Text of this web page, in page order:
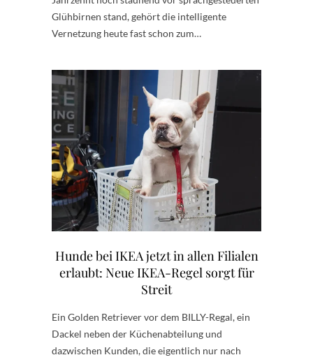
Glühbirnen stand, gehört die intelligente
Vernetzung heute fast schon zum…
Hunde bei IKEA jetzt in allen Filialen
erlaubt: Neue IKEA-Regel sorgt für
Streit
Ein Golden Retriever vor dem BILLY-Regal, ein
Dackel neben der Küchenabteilung und
dazwischen Kunden, die eigentlich nur nach